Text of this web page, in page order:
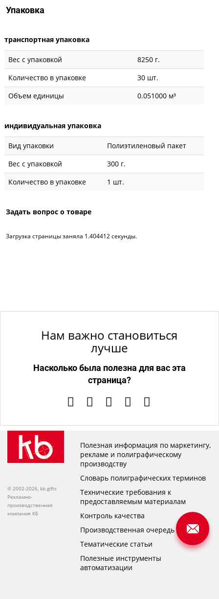
Упаковка
транспортная упаковка
Вес с упаковкой
8250 г.
Количество в упаковке
30 шт.
Объем единицы
0.051000 м³
индивидуальная упаковка
Вид упаковки
Полиэтиленовый пакет
Вес с упаковкой
300 г.
Количество в упаковке
1 шт.
Задать вопрос о товаре
Загрузка страницы заняла 1.404412 секунды.
Нам важно становиться
лучше
Насколько была полезна для вас эта
страница?
© 2002-2026, kb.gifts
Рекламно-
производственная
компания КБ
Полезная информация по маркетингу,
рекламе и полиграфическому
производству
Словарь полиграфических терминов
Технические требования к
предоставляемым материалам
Контроль качества
Производственная очередь
Тематические статьи
Полезные инструменты
автоматизации